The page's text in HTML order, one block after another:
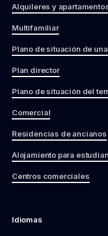
Alquileres y
Multifamiliar
Plano de situación de
Plan director
Plano de situación del
Comercial
Residencias de ancianos
Alojamiento para
Centros comerciales
Idiomas